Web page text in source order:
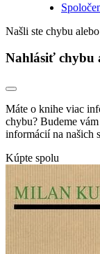
Našli ste chybu
Nahlásiť chybu
Máte o knihe viac
chybu? Budeme
informácií na našich
Kúpte spolu